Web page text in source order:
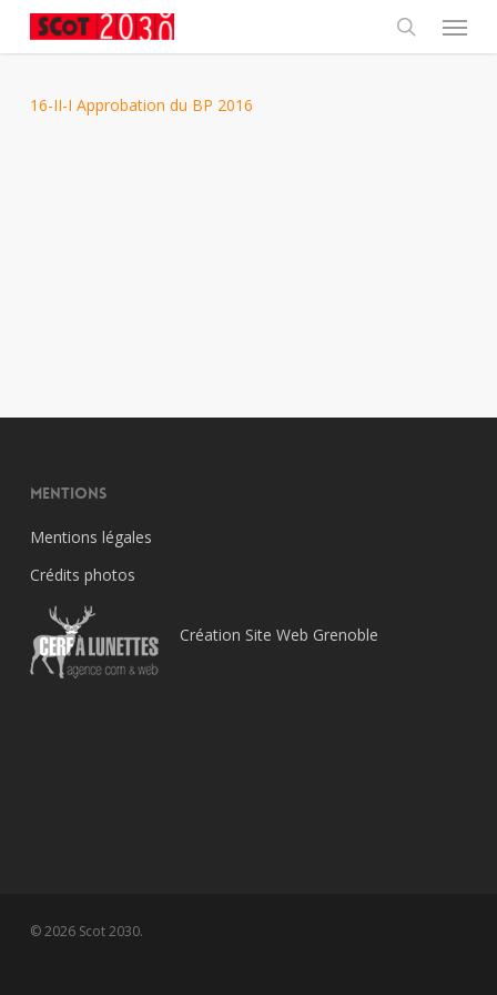
main
content search
Menu
16-II-I Approbation du BP 2016
Mentions
Mentions légales
Crédits photos
Création Site Web Grenoble
© 2026 Scot 2030.